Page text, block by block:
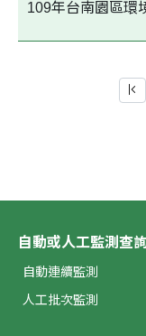
109年台南園區環
自動或人工監測查
自動連續監測
人工批次監測